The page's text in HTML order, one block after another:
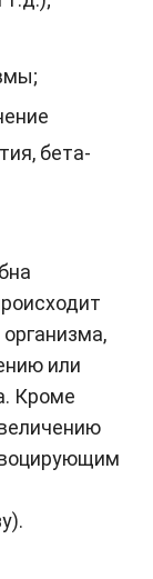
бета-
или
Кроме